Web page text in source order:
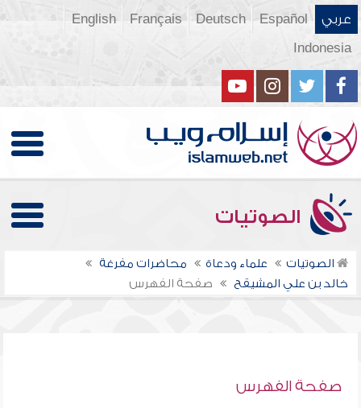
عربي Español
Deutsch
Français
English
Indonesia
الصوتيات
الصوتيات علماء ودعاة
محاضرات مفرغة
خالد بن علي المشيقح
صفحة الفهرس
صفحة الفهرس